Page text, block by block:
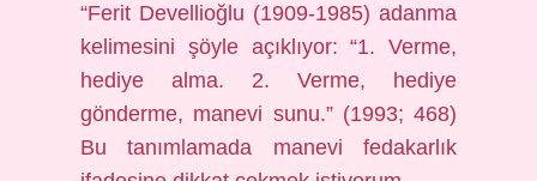
“Ferit Devellioğlu (1909-1985) adanma
kelimesini şöyle açıklıyor: “1. Verme,
hediye alma. 2. Verme, hediye
gönderme, manevi sunu.” (1993; 468)
Bu tanımlamada manevi fedakarlık